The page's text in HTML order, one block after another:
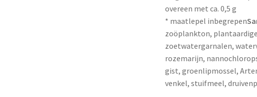
overeen met ca. 0,5 g
* maatlepel inbegrepen
zoöplankton,
zoetwatergarnalen,
rozemarijn,
gist, groenlipmossel,
venkel, stuifmeel,